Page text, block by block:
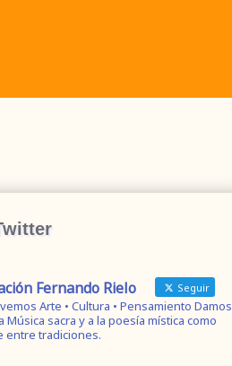
Fernando Rielo Seguir
Arte • Cultura • Pensamiento Damos
Música sacra y a la poesía mística como
entre tradiciones.